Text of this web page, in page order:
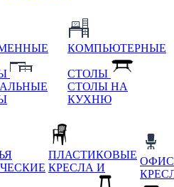
КОМПЬЮТЕРНЫЕ
СТОЛЫ
СТОЛЫ НА
КУХНЮ
ПЛАСТИКОВЫЕ
КРЕСЛА И